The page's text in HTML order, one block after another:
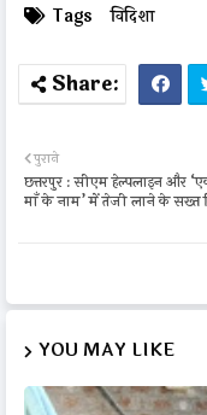
Tags विदिशा
पुराने
छत्तरपुर : सीएम हेल्पलाइन और
माँ के नाम’ में तेजी लाने के सख्त
YOU MAY LIKE